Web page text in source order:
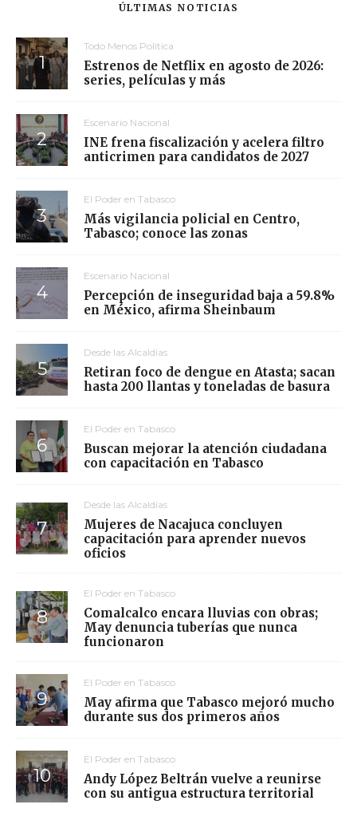
ÚLTIMAS NOTICIAS
Todo Menos Política
Estrenos de Netflix en agosto de 2026:
series, películas y más
Escenario Nacional
INE frena fiscalización y acelera filtro
anticrimen para candidatos de 2027
El Poder en Tabasco
Más vigilancia policial en Centro,
Tabasco; conoce las zonas
Escenario Nacional
Percepción de inseguridad baja a 59.8%
en México, afirma Sheinbaum
Desde las Alcaldías
Retiran foco de dengue en Atasta; sacan
hasta 200 llantas y toneladas de basura
El Poder en Tabasco
Buscan mejorar la atención ciudadana
con capacitación en Tabasco
Desde las Alcaldías
Mujeres de Nacajuca concluyen
capacitación para aprender nuevos
oficios
El Poder en Tabasco
Comalcalco encara lluvias con obras;
May denuncia tuberías que nunca
funcionaron
El Poder en Tabasco
May afirma que Tabasco mejoró mucho
durante sus dos primeros años
El Poder en Tabasco
Andy López Beltrán vuelve a reunirse
con su antigua estructura territorial